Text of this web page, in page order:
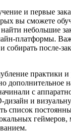
и первые
вы сможете
небольшие
платформы.
собирать после-
практики и
дополнительное
с
дизайн и
список
геймеров,